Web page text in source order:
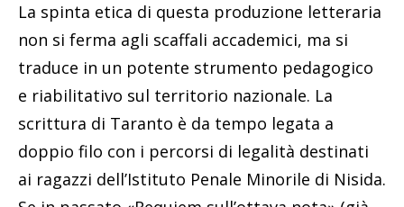
La spinta etica di questa produzione letteraria
non si ferma agli scaffali accademici, ma si
traduce in un potente strumento pedagogico
e riabilitativo sul territorio nazionale. La
scrittura di Taranto è da tempo legata a
doppio filo con i percorsi di legalità destinati
ai ragazzi dell’Istituto Penale Minorile di Nisida.